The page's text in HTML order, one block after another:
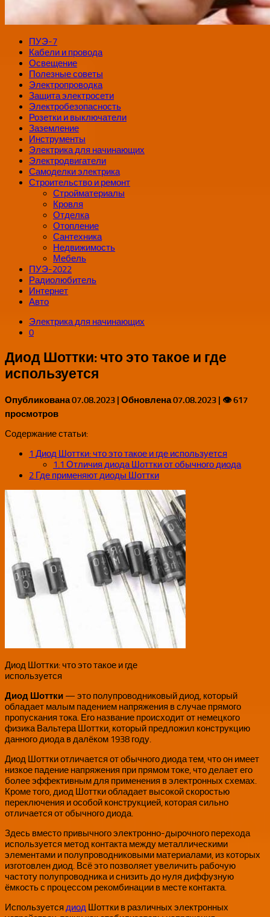
ПУЭ-7
Кабели и провода
Освещение
Полезные советы
Электропроводка
Защита электросети
Электробезопасность
Розетки и выключатели
Заземление
Инструменты
Электрика для начинающих
Электродвигатели
Самоделки электрика
Строительство и ремонт
Стройматериалы
Кровля
Отделка
Отопление
Сантехника
Недвижимость
Мебель
ПУЭ-2022
Радиолюбитель
Интернет
Авто
Электрика для начинающих
0
Диод Шоттки: что это такое и где
используется
Опубликована07.08.2023 | Обновлена07.08.2023 | 👁 617
просмотров
Содержание статьи:
1 Диод Шоттки: что это такое и где используется
1.1 Отличия диода Шоттки от обычного диода
2 Где применяют диоды Шоттки
Диод Шоттки: что это такое и где
используется
Диод Шоттки — это полупроводниковый диод, который
обладает малым падением напряжения в случае прямого
пропускания тока. Его название происходит от немецкого
физика Вальтера Шоттки, который предложил конструкцию
данного диода в далёком 1938 году.
Диод Шоттки отличается от обычного диода тем, что он имеет
низкое падение напряжения при прямом токе, что делает его
более эффективным для применения в электронных схемах.
Кроме того, диод Шоттки обладает высокой скоростью
переключения и особой конструкцией, которая сильно
отличается от обычного диода.
Здесь вместо привычного электронно-дырочного перехода
используется метод контакта между металлическими
элементами и полупроводниковыми материалами, из которых
изготовлен диод. Всё это позволяет увеличить рабочую
частоту полупроводника и снизить до нуля диффузную
ёмкость с процессом рекомбинации в месте контакта.
Используется диод Шоттки в различных электронных